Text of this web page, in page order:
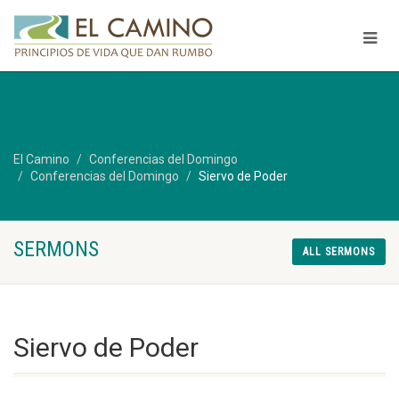
El Camino
Conferencias del Domingo
Conferencias del Domingo
Siervo de Poder
SERMONS ALL SERMONS
Siervo de Poder